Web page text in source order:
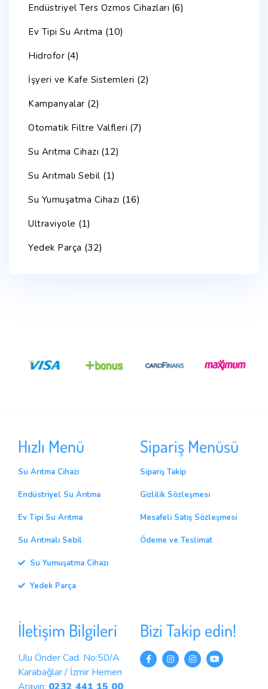
Endüstriyel Ters Ozmos Cihazları (6)
Ev Tipi Su Arıtma (10)
Hidrofor (4)
İşyeri ve Kafe Sistemleri (2)
Kampanyalar (2)
Otomatik Filtre Valfleri (7)
Su Arıtma Cihazı (12)
Su Arıtmalı Sebil (1)
Su Yumuşatma Cihazı (16)
Ultraviyole (1)
Yedek Parça (32)
Hızlı Menü
Su Arıtma Cihazı
Endüstriyel Su Arıtma
Ev Tipi Su Arıtma
Su Arıtmalı Sebil
Su Yumuşatma Cihazı
Yedek Parça
Sipariş Menüsü
Sipariş Takip
Gizlilik Sözleşmesi
Mesafeli Satış Sözleşmesi
Ödeme ve Teslimat
İletişim Bilgileri
Ulu Önder Cad. No:50/A
Karabağlar / İzmir Hemen
Bizi Takip edin!